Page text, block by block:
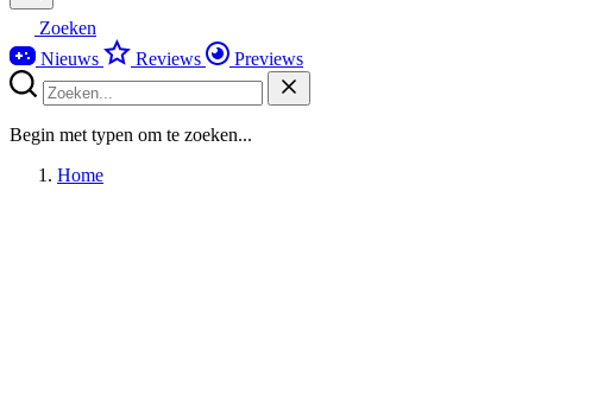
Zoeken
Nieuws
Reviews Previews
Begin met typen om te zoeken...
Home